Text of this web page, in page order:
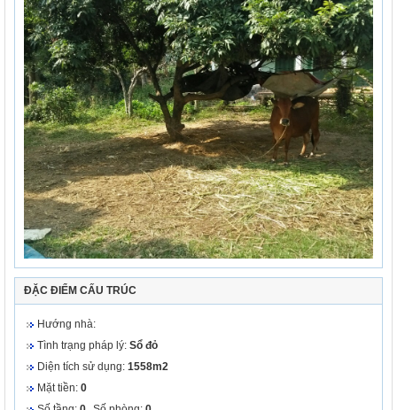
ĐẶC ĐIỂM CẤU TRÚC
Hướng nhà:
Tình trạng pháp lý: Sổ đỏ
Diện tích sử dụng: 1558m2
Mặt tiền: 0